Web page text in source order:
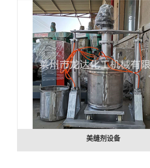
美缝剂设备